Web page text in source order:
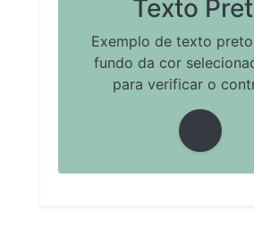
Texto
Exemplo de texto
fundo da cor
para verificar o